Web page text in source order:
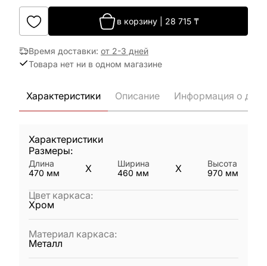
в корзину| 28 715₸
Время доставки: от 2-3 дней
Товара нет ни в одном магазине
Характеристики Описание Информация о
Характеристики
Размеры:
Длина
470 мм X
Ширина
460 мм X
Высота
970 мм
Цвет каркаса:
Хром
Материал каркаса:
Металл